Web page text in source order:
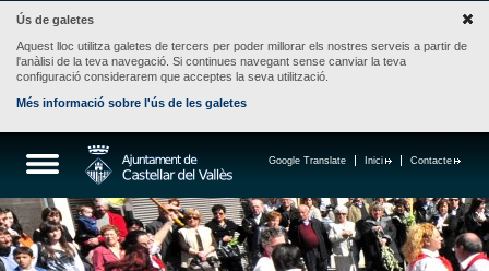
Ús de galetes
Aquest lloc utilitza galetes de tercers per poder millorar els nostres serveis a partir de
l'anàlisi de la teva navegació. Si continues navegant sense canviar la teva
configuració considerarem que acceptes la seva utilització.
Més informació sobre l'ús de les galetes
Contacte
Inici
Google Translate